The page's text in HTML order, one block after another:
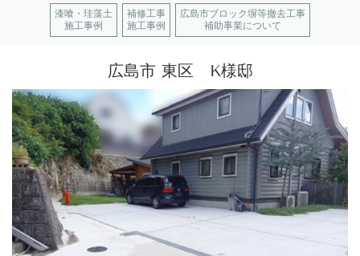
漆喰・珪藻土
施工事例
補修工事
施工事例
広島市ブロック塀等撤去工事
補助事業について
広島市 東区 K様邸